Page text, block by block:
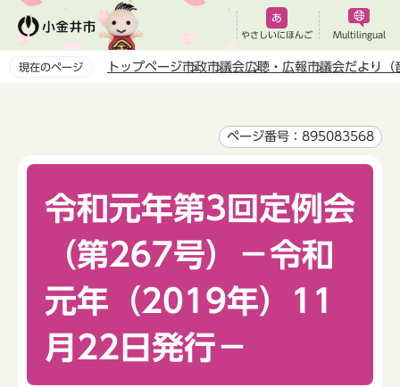
ペ
やさしいにほんご Multilingual
現在のページ トップページ市政市議会広聴・広報市議会だより（
ページ番号：895083568
令和元年第3回定例会
（第267号）－令和
元年（2019年）11
月22日発行－